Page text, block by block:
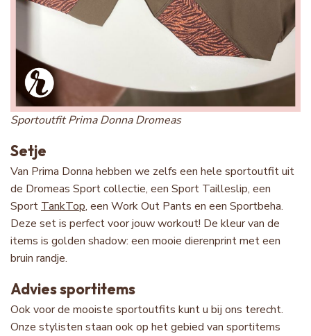
Sportoutfit Prima Donna Dromeas
Setje
Van Prima Donna hebben we zelfs een hele sportoutfit uit
de Dromeas Sport collectie, een Sport Tailleslip, een
Sport TankTop, een Work Out Pants en een Sportbeha.
Deze set is perfect voor jouw workout! De kleur van de
items is golden shadow: een mooie dierenprint met een
bruin randje.
Advies sportitems
Ook voor de mooiste sportoutfits kunt u bij ons terecht.
Onze stylisten staan ook op het gebied van sportitems